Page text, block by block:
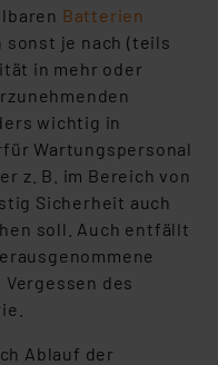
Batterien
je nach (teils
in mehr oder
wichtig in
Wartungspersonal
z. B. im Bereich von
Sicherheit auch
soll. Auch entfällt
des
Ablauf der